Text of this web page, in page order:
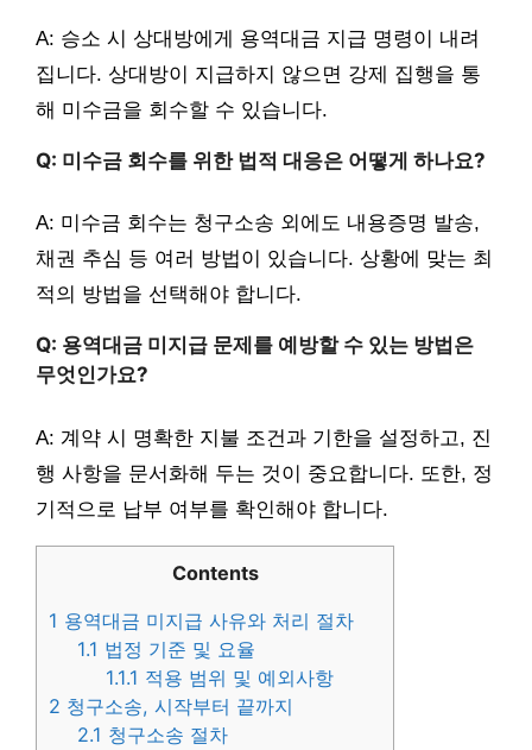
A: 승소 시 상대방에게 용역대금 지급 명령이 내려
집니다. 상대방이 지급하지 않으면 강제 집행을 통
해 미수금을 회수할 수 있습니다.
Q: 미수금 회수를 위한 법적 대응은 어떻게 하나요?
A: 미수금 회수는 청구소송 외에도 내용증명 발송,
채권 추심 등 여러 방법이 있습니다. 상황에 맞는 최
적의 방법을 선택해야 합니다.
Q: 용역대금 미지급 문제를 예방할 수 있는 방법은
무엇인가요?
A: 계약 시 명확한 지불 조건과 기한을 설정하고, 진
행 사항을 문서화해 두는 것이 중요합니다. 또한, 정
기적으로 납부 여부를 확인해야 합니다.
Contents
1 용역대금 미지급 사유와 처리 절차
1.1 법정 기준 및 요율
1.1.1 적용 범위 및 예외사항
2 청구소송, 시작부터 끝까지
2.1 청구소송 절차